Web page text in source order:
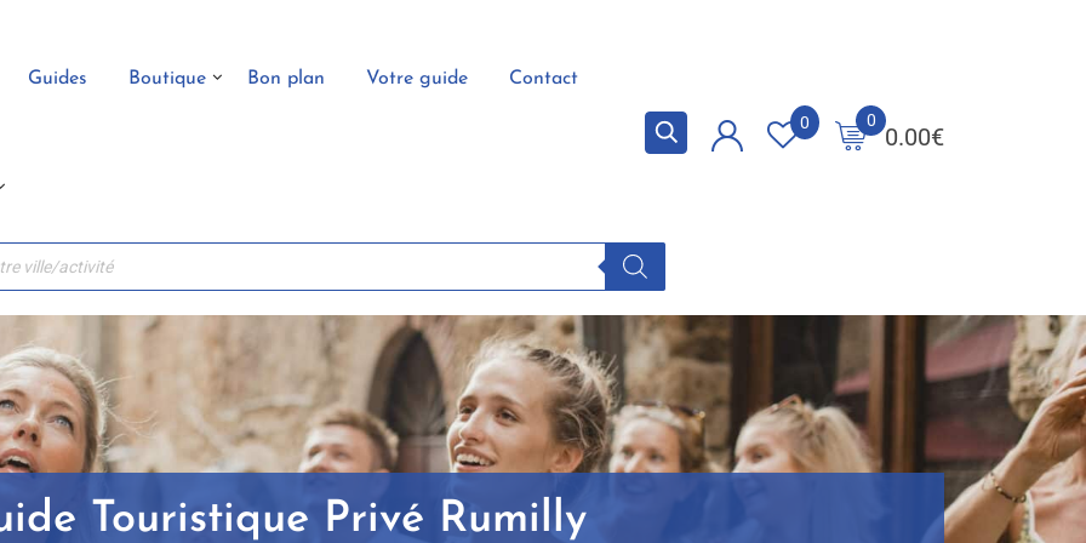
Guides Boutique Bon plan Votre guide Contact
0.00€
0
0
Touristique Privé Rumilly